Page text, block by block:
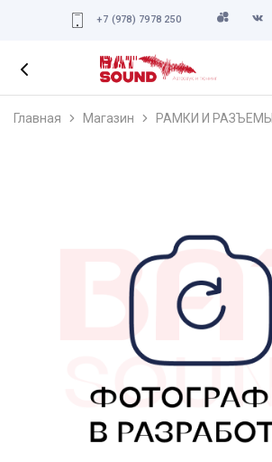
+7 (978) 7978 250
Главная Магазин РАМКИ И РАЗЪЕМЫ